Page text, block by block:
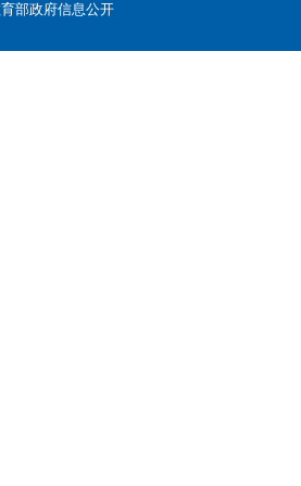
部政府信息公开